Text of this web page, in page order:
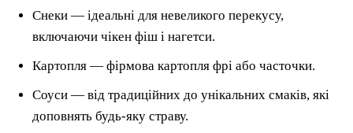
Снеки — ідеальні для невеликого перекусу,
включаючи чікен фіш і нагетси.
Картопля — фірмова картопля фрі або часточки.
Соуси — від традиційних до унікальних смаків, які
доповнять будь-яку страву.